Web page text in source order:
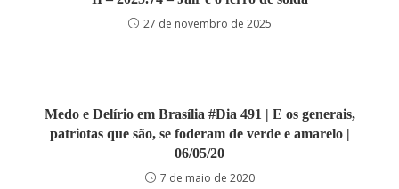
27 de novembro de 2025
Medo e Delírio em Brasília #Dia 491 | E os generais,
patriotas que são, se foderam de verde e amarelo |
06/05/20
7 de maio de 2020